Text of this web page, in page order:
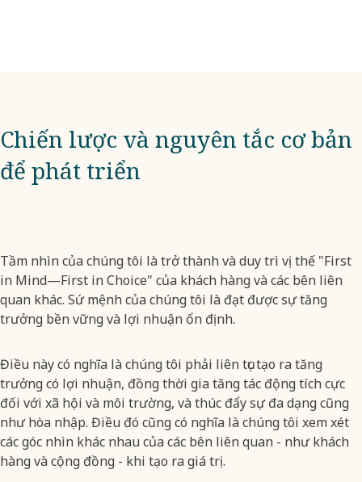
Chiến lược và nguyên tắc cơ bản
để phát triển
Tầm nhìn của chúng tôi là trở thành và duy trì vị thế "First
in Mind—First in Choice" của khách hàng và các bên liên
quan khác. Sứ mệnh của chúng tôi là đạt được sự tăng
trưởng bền vững và lợi nhuận ổn định.
Điều này có nghĩa là chúng tôi phải liên tục tạo ra tăng
trưởng có lợi nhuận, đồng thời gia tăng tác động tích cực
đối với xã hội và môi trường, và thúc đẩy sự đa dạng cũng
như hòa nhập. Điều đó cũng có nghĩa là chúng tôi xem xét
các góc nhìn khác nhau của các bên liên quan - như khách
hàng và cộng đồng - khi tạo ra giá trị.